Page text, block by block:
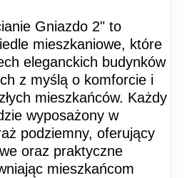
Gniazdo 2" to
mieszkaniowe, które
eleganckich budynków
z myślą o komforcie i
mieszkańców. Każdy
wyposażony w
podziemny, oferujący
oraz praktyczne
mieszkańcom